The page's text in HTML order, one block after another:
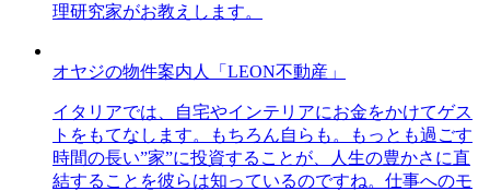
理研究家がお教えします。
オヤジの物件案内人「LEON不動産」
イタリアでは、自宅やインテリアにお金をかけてゲス
トをもてなします。もちろん自らも。もっとも過ごす
時間の長い”家”に投資することが、人生の豊かさに直
結することを彼らは知っているのですね。仕事へのモ